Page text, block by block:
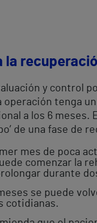
la
y control
operación tenga
a los 6 meses.
de una fase de
mes de poca
comenzar la
durante
se puede
cotidianas.